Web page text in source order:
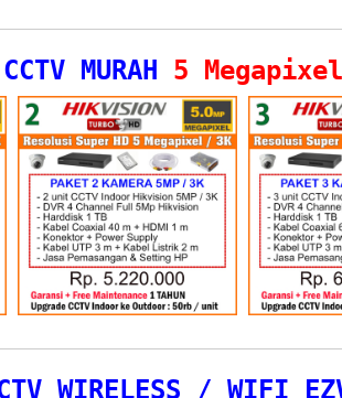
MURAH 5 Megapixel
WIRELESS / WIFI